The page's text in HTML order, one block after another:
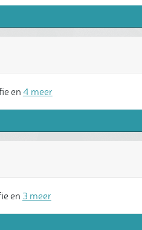
en 4 meer
en 3 meer